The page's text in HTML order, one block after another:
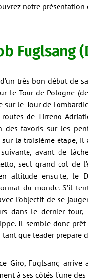
notre
Fuglsang
très bon début de
le Tour de Pologne
sur le Tour de
de Tirreno-
des favoris sur les
sur la troisième étape,
suivante, avant de
seul grand col de
altitude ensuite, le
du monde. S’il
l’objectif de se
dans le dernier tour,
Il semble donc prêt
tant que leader préparé
Giro, Fuglsang
à ses côtés l’une